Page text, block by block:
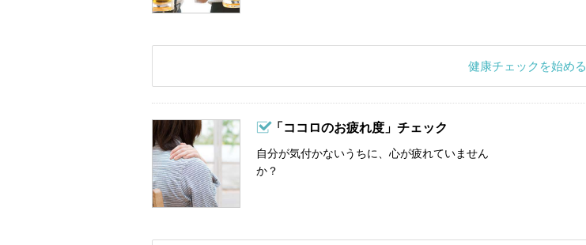
健康チェックを始める
「ココロのお疲れ度」チェック
自分が気付かないうちに、心が疲れていません
か？